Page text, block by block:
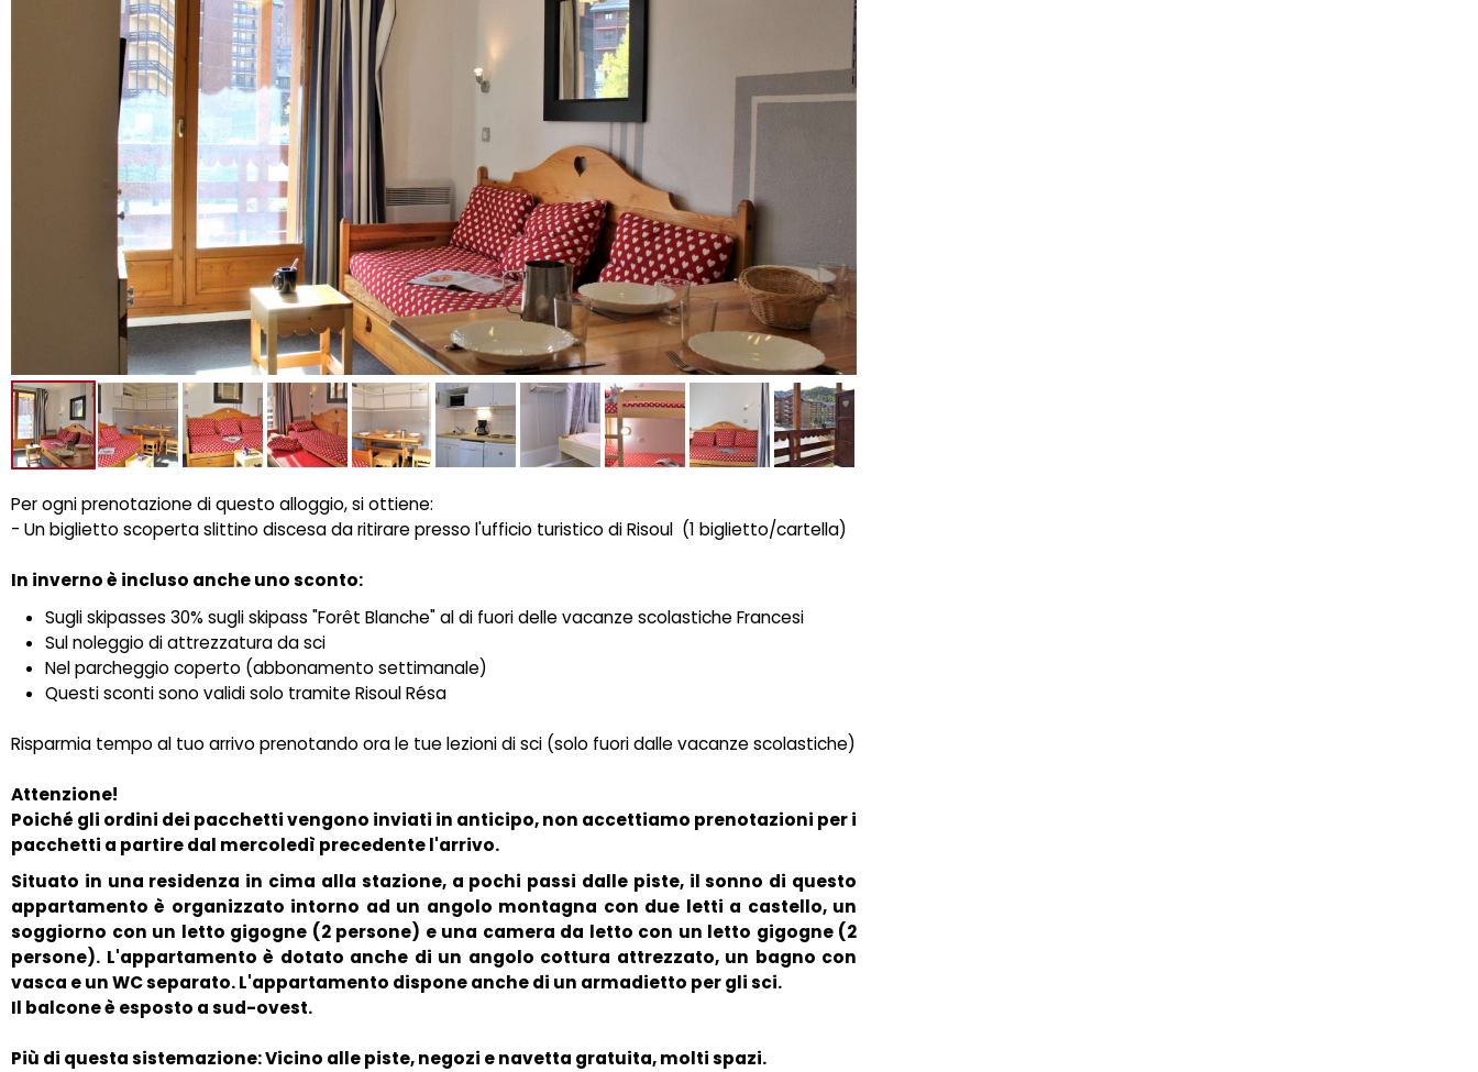
Per ogni prenotazione di questo alloggio, si ottiene:
- Un biglietto scoperta slittino discesa da ritirare presso l'ufficio turistico di Risoul (1 biglietto/cartella)
In inverno è incluso anche uno sconto:
Sugli skipasses 30% sugli skipass "Forêt Blanche" al di fuori delle vacanze scolastiche Francesi
Sul noleggio di attrezzatura da sci
Nel parcheggio coperto (abbonamento settimanale)
Questi sconti sono validi solo tramite Risoul Résa
Risparmia tempo al tuo arrivo prenotando ora le tue lezioni di sci (solo fuori dalle vacanze scolastiche)
Attenzione!
Poiché gli ordini dei pacchetti vengono inviati in anticipo, non accettiamo prenotazioni per i
pacchetti a partire dal mercoledì precedente l'arrivo.
Situato in una residenza in cima alla stazione, a pochi passi dalle piste, il sonno di questo
appartamento è organizzato intorno ad un angolo montagna con due letti a castello, un
soggiorno con un letto gigogne (2 persone) e una camera da letto con un letto gigogne (2
persone). L'appartamento è dotato anche di un angolo cottura attrezzato, un bagno con
vasca e un WC separato. L'appartamento dispone anche di un armadietto per gli sci.
Il balcone è esposto a sud-ovest.
Più di questa sistemazione: Vicino alle piste, negozi e navetta gratuita, molti spazi.